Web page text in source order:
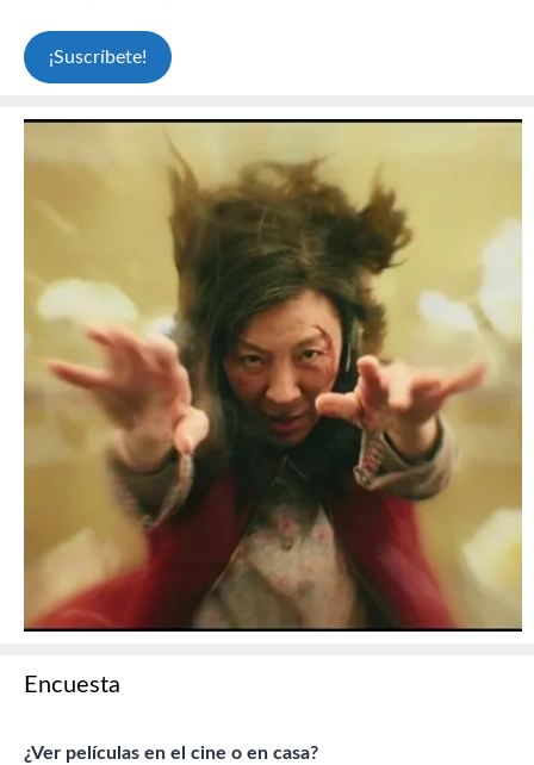
Encuesta
¿Ver películas en el cine o en casa?